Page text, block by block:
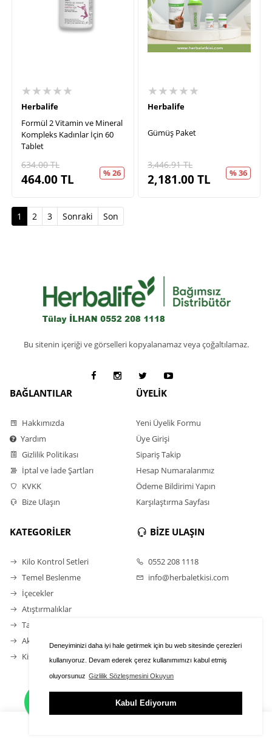
Deneyiminizi daha iyi hale getirmek için bu web sitesinde çerezleri
kullanıyoruz. Devam ederek çerez kullanımımızı kabul etmiş
oluyorsunuz Gizlilik Sözleşmesini Okuyun
Kabul Ediyorum
★★★★★
Herbalife
Formül 2 Vitamin ve Mineral
Kompleks Kadınlar İçin 60
Tablet
634.00TL
464.00TL % 26
★★★★★
Herbalife
Gümüş Paket
3,446.91TL
2,181.00TL % 36
1 (current)
2 3 Sonraki Son
Bu sitenin içeriği ve görselleri kopyalanamaz veya çoğaltılamaz.
BAĞLANTILAR
Hakkımızda
Yardım
Gizlilik Politikası
İptal ve İade Şartları
KVKK
Bize Ulaşın
ÜYELİK
Yeni Üyelik Formu
Üye Girişi
Sipariş Takip
Hesap Numaralarımız
Ödeme Bildirimi Yapın
Karşılaştırma Sayfası
KATEGORİLER
Kilo Kontrol Setleri
Temel Beslenme
İçecekler
Atıştırmalıklar
Takviye Gıdalar
Aktif Yaşam Ürünleri
Kişisel Bakım Ürünleri
BİZE ULAŞIN
0552 208 1118
info@herbaletkisi.com